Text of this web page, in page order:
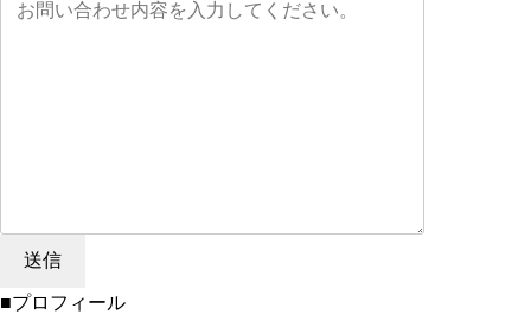
■プロフィール